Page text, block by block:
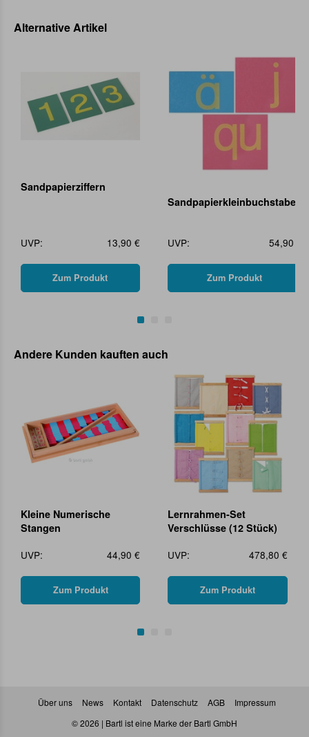
Alternative Artikel
Sandpapierziffern
UVP: 13,90 €
Zum Produkt
Sandpapierkleinbuchstaben
UVP: 54,90 €
Zum Produkt
Andere Kunden kauften auch
Kleine Numerische
Stangen
UVP:
44,90 €
Zum Produkt
Lernrahmen-Set
Verschlüsse (12 Stück)
UVP:
478,80 €
Zum Produkt
© 2026 | Bartl ist eine Marke der Bartl GmbH
Über uns News Kontakt Datenschutz AGB Impressum